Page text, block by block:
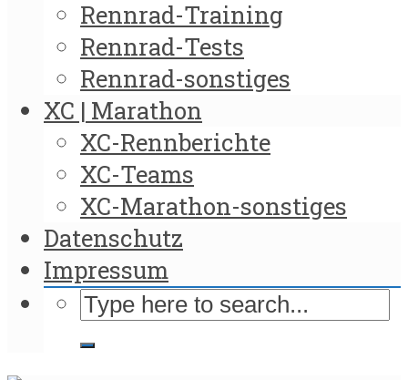
Rennrad-Training
Rennrad-Tests
Rennrad-sonstiges
XC | Marathon
XC-Rennberichte
XC-Teams
XC-Marathon-sonstiges
Datenschutz
Impressum